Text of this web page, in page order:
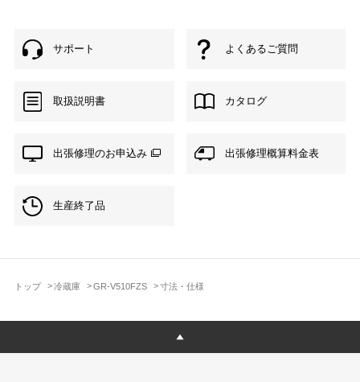
トップ 冷蔵庫 GR-V510FZS 寸法・仕様
サポート よくあるご質問
取扱説明書 カタログ
出張修理のお申込み 出張修理概算料金表
生産終了品